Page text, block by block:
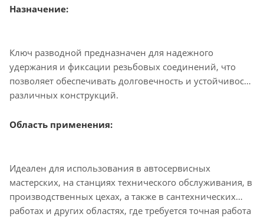
Назначение:
Ключ разводной предназначен для надежного
удержания и фиксации резьбовых соединений, что
позволяет обеспечивать долговечность и устойчивость
различных конструкций.
Область применения:
Идеален для использования в автосервисных
мастерских, на станциях технического обслуживания, в
производственных цехах, а также в сантехнических
работах и других областях, где требуется точная работа